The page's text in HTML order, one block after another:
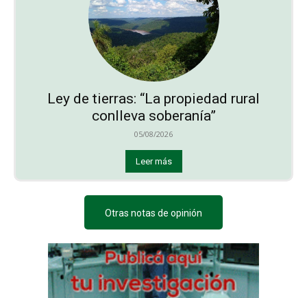
Ley de tierras: “La propiedad rural
conlleva soberanía”
05/08/2026
Leer más
Otras notas de opinión